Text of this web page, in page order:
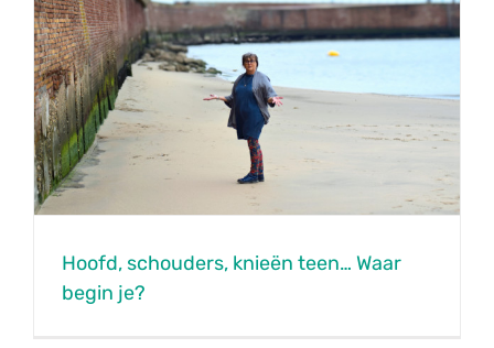
Hoofd, schouders, knieën teen… Waar
begin je?